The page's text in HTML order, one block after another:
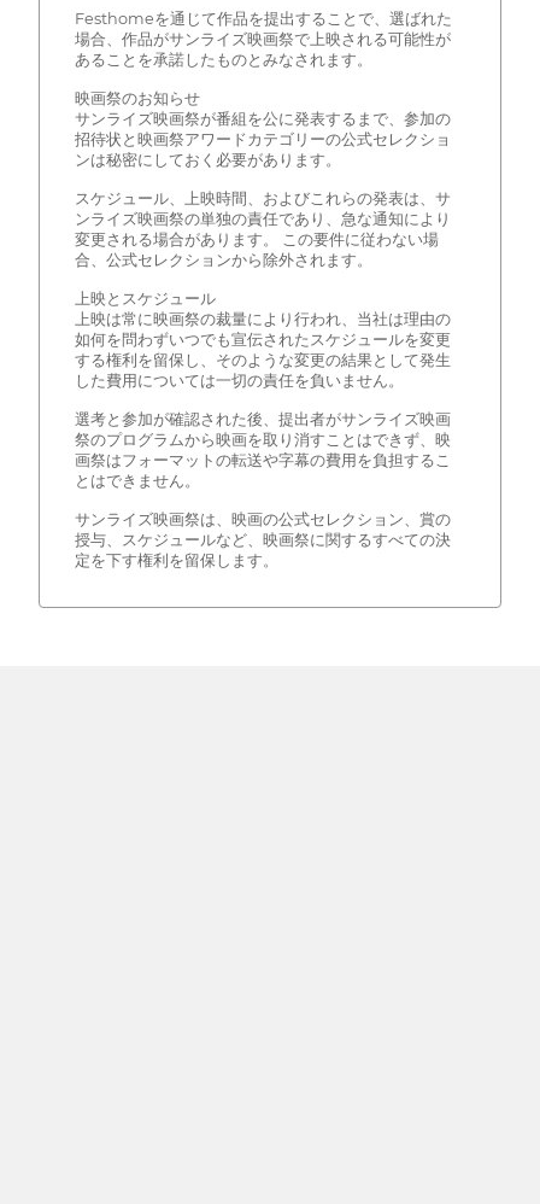
Festhomeを通じて作品を提出することで、選ばれた
場合、作品がサンライズ映画祭で上映される可能性が
あることを承諾したものとみなされます。
映画祭のお知らせ
サンライズ映画祭が番組を公に発表するまで、参加の
招待状と映画祭アワードカテゴリーの公式セレクショ
ンは秘密にしておく必要があります。
スケジュール、上映時間、およびこれらの発表は、サ
ンライズ映画祭の単独の責任であり、急な通知により
変更される場合があります。 この要件に従わない場
合、公式セレクションから除外されます。
上映とスケジュール
上映は常に映画祭の裁量により行われ、当社は理由の
如何を問わずいつでも宣伝されたスケジュールを変更
する権利を留保し、そのような変更の結果として発生
した費用については一切の責任を負いません。
選考と参加が確認された後、提出者がサンライズ映画
祭のプログラムから映画を取り消すことはできず、映
画祭はフォーマットの転送や字幕の費用を負担するこ
とはできません。
サンライズ映画祭は、映画の公式セレクション、賞の
授与、スケジュールなど、映画祭に関するすべての決
定を下す権利を留保します。